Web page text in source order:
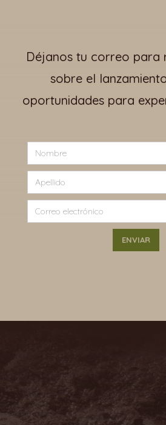
Déjanos tu correo para
sobre el
oportunidades para